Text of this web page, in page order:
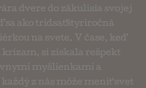
dvere do zákulisia svojej
sa ako tridsaťštyriročná
na svete. V čase, keď
si získala rešpekt
myšlienkami a
z nás môže meniť svet